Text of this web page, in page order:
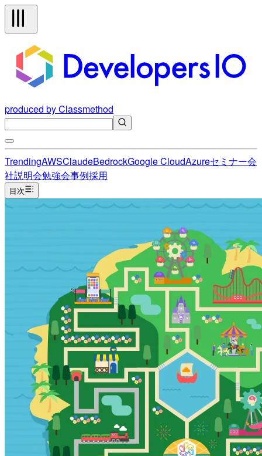
produced by Classmethod
TrendingAWSClaudeBedrockGoogle CloudAzureセミナー会
社説明会勉強会事例採用
目次